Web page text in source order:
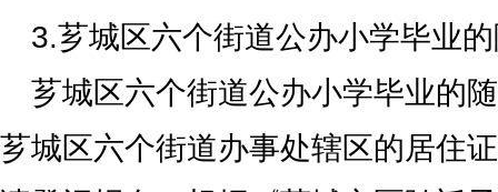
3.芗城区六个街道公办小学毕业
芗城区六个街道公办小学毕业的
芗城区六个街道办事处辖区的居住